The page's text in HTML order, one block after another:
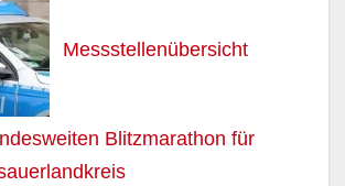
Messstellenübersicht
Blitzmarathon für